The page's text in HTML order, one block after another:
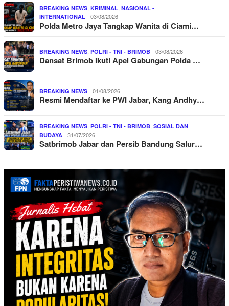
BREAKING NEWS KRIMINAL NASIONAL -
INTERNATIONAL
03/08/2026
Polda Metro Jaya Tangkap Wanita di Ciami…
BREAKING NEWS POLRI - TNI - BRIMOB 03/08/2026
Dansat Brimob Ikuti Apel Gabungan Polda …
BREAKING NEWS 01/08/2026
Resmi Mendaftar ke PWI Jabar, Kang Andhy…
BREAKING NEWS POLRI - TNI - BRIMOB SOSIAL DAN
BUDAYA
31/07/2026
Satbrimob Jabar dan Persib Bandung Salur…